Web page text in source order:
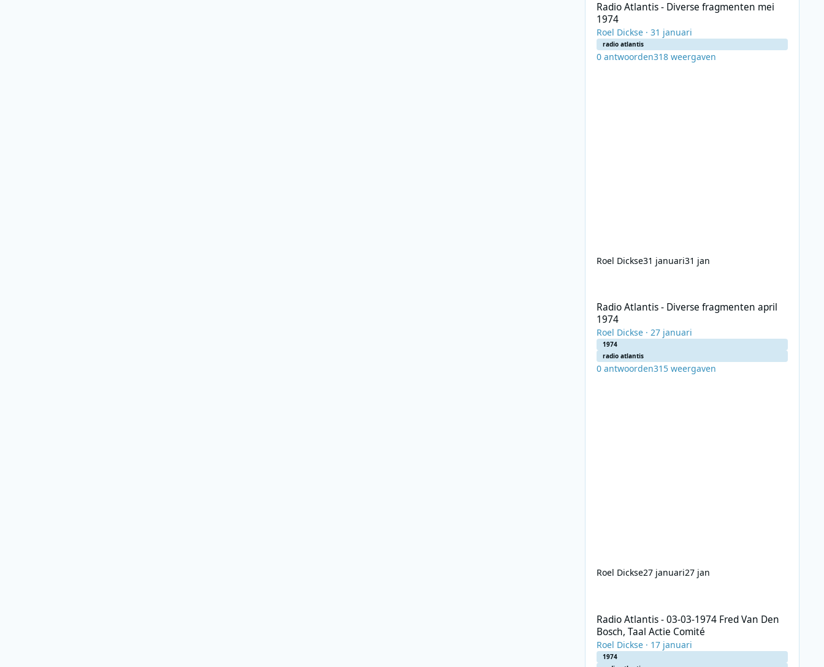
Radio Atlantis - Diverse fragmenten mei
1974
Roel Dickse· 31 januari
radio atlantis
0 antwoorden318 weergaven
Roel Dickse31 januari31 jan
Radio Atlantis - Diverse fragmenten april
1974
Roel Dickse· 27 januari
1974
radio atlantis
0 antwoorden315 weergaven
Roel Dickse27 januari27 jan
Radio Atlantis - 03-03-1974 Fred Van Den
Bosch, Taal Actie Comité
Roel Dickse· 17 januari
1974